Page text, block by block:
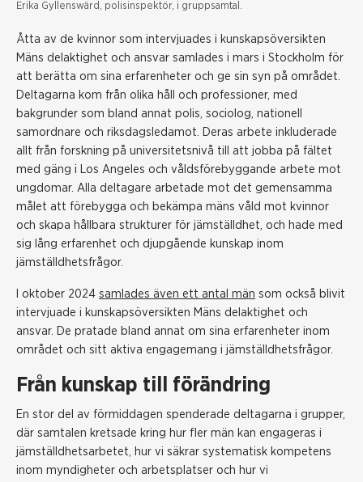
Erika Gyllenswärd, polisinspektör, i gruppsamtal.
Åtta av de kvinnor som intervjuades i kunskapsöversikten
Mäns delaktighet och ansvar samlades i mars i Stockholm för
att berätta om sina erfarenheter och ge sin syn på området.
Deltagarna kom från olika håll och professioner, med
bakgrunder som bland annat polis, sociolog, nationell
samordnare och riksdagsledamot. Deras arbete inkluderade
allt från forskning på universitetsnivå till att jobba på fältet
med gäng i Los Angeles och våldsförebyggande arbete mot
ungdomar. Alla deltagare arbetade mot det gemensamma
målet att förebygga och bekämpa mäns våld mot kvinnor
och skapa hållbara strukturer för jämställdhet, och hade med
sig lång erfarenhet och djupgående kunskap inom
jämställdhetsfrågor.
I oktober 2024 samlades även ett antal män som också blivit
intervjuade i kunskapsöversikten Mäns delaktighet och
ansvar. De pratade bland annat om sina erfarenheter inom
området och sitt aktiva engagemang i jämställdhetsfrågor.
Från kunskap till förändring
En stor del av förmiddagen spenderade deltagarna i grupper,
där samtalen kretsade kring hur fler män kan engageras i
jämställdhetsarbetet, hur vi säkrar systematisk kompetens
inom myndigheter och arbetsplatser och hur vi